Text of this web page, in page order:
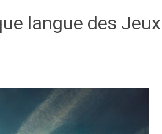
langue des Jeux